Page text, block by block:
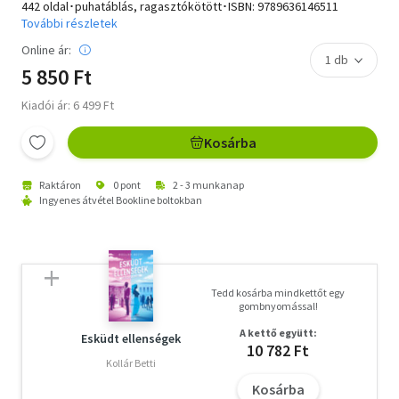
442 oldal･puhatáblás, ragasztókötött･ISBN: 9789636146511
További részletek
Online ár:
5 850 Ft
Kiadói ár: 6 499 Ft
Kosárba
Raktáron 0 pont
2 - 3 munkanap
Ingyenes átvétel Bookline boltokban
Esküdt ellenségek
Kollár Betti
Tedd kosárba mindkettőt egy
gombnyomással!
A kettő együtt:
10 782 Ft
Kosárba